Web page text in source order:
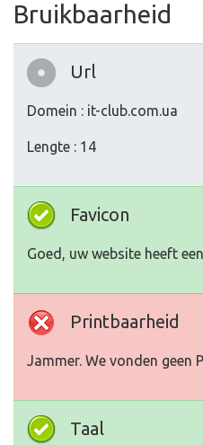
Bruikbaarheid
Url
Domein : it-club.com.ua
Lengte : 14
Favicon
Goed, uw website heeft
Printbaarheid
Jammer. We vonden geen
Taal